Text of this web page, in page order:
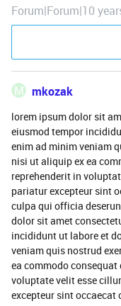
Forum|Forum|10
M mkozak
lorem ipsum dolor sit
eiusmod tempor
enim ad minim veniam
nisi ut aliquip ex ea
reprehenderit in
pariatur excepteur sint
culpa qui officia
dolor sit amet
incididunt ut labore et
veniam quis nostrud
ea commodo
voluptate velit esse
excepteur sint